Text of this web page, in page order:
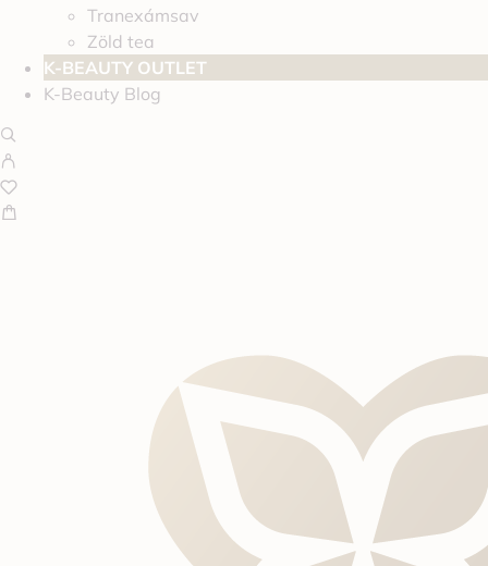
Tranexámsav
Zöld tea
K-BEAUTY OUTLET
K-Beauty Blog